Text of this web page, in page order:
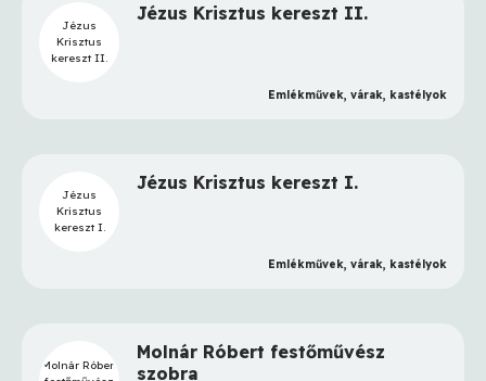
Jézus
Krisztus
kereszt II.
Jézus Krisztus kereszt II.
Emlékművek, várak, kastélyok
Jézus
Krisztus
kereszt I.
Jézus Krisztus kereszt I.
Emlékművek, várak, kastélyok
Molnár Róbert
Molnár Róbert festőművész
szobra